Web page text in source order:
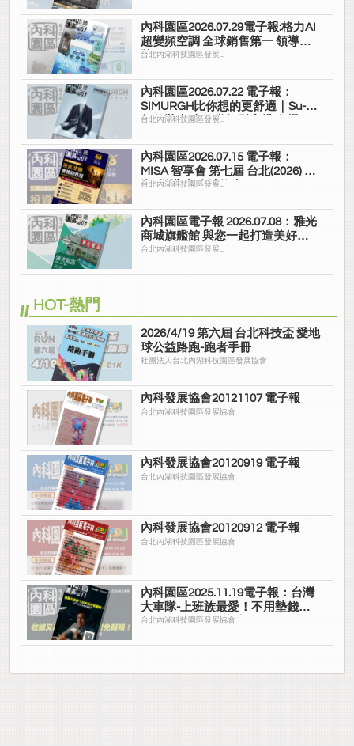
內科園區2026.07.29電子報:格力AI
超變頻空調 全球銷售第一 領導品
牌
台北內湖科技園區發展...
內科園區2026.07.22 電子報：
SIMURGH比你想的更舒適｜Su-Si
舒仕裝 都會日常輕鬆穿搭 免燙可
台北內湖科技園區發展...
內科園區2026.07.15 電子報：
MISA 智享會 第七屆 台北(2026) 投
資/併購 實務精修班
台北內湖科技園區發展...
內科園區電子報 2026.07.08：雅光
商城旗艦館 與您一起打造美好家
園
台北內湖科技園區發展...
HOT-熱門
2026/4/19 第六屆 台北科技盃 愛地
球公益路跑-跑者手冊
社團法人台北內湖科技園區發展協會
內科發展協會20121107 電子報
台北內湖科技園區發展協會
內科發展協會20120919 電子報
台北內湖科技園區發展協會
內科發展協會20120912 電子報
台北內湖科技園區發展協會
內科園區2025.11.19電子報：台灣
大車隊-上班族最愛！不用墊錢拿
收據的企業用車方案
台北內湖科技園區發展協會